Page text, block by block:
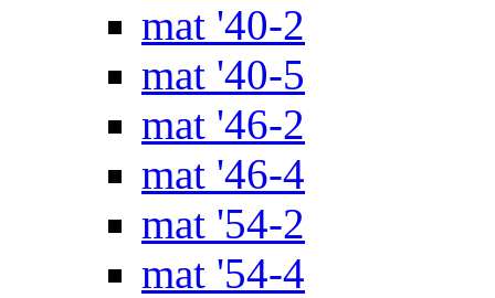
mat '40-2
mat '40-5
mat '46-2
mat '46-4
mat '54-2
mat '54-4